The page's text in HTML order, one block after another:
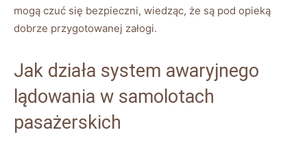
mogą czuć się ⁢bezpieczni, wiedząc,‍ że są pod opieką
dobrze przygotowanej załogi.
Jak działa system ​awaryjnego
lądowania w samolotach
pasażerskich